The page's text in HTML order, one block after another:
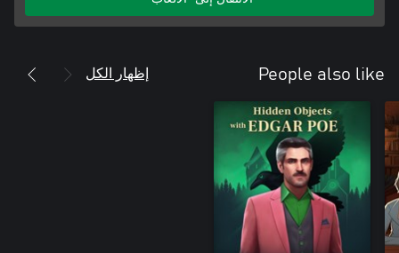
People also like إظهار الكل